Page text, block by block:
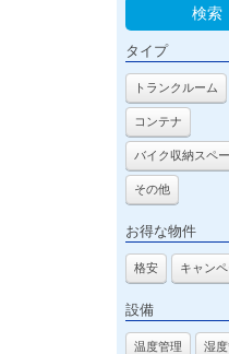
検索
タイプ
トランクルーム
コンテナ
バイク収納スペ
その他
お得な物件
格安 キャン
設備
温度管理 湿